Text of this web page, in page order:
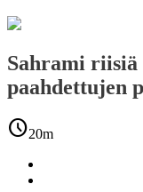
Sahrami riisiä
paahdettujen
schedule20m